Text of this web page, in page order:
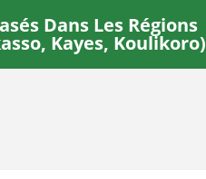
Dans Les Régions
Kayes, Koulikoro)